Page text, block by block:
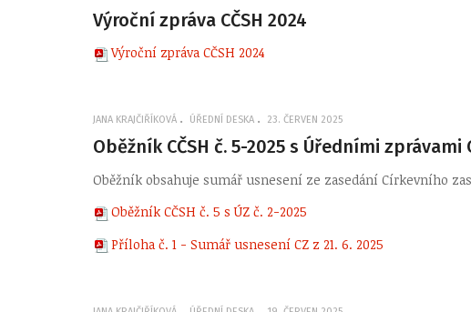
Výroční zpráva CČSH 2024
Výroční zpráva CČSH 2024
JANA KRAJČIŘÍKOVÁ ÚŘEDNÍ DESKA 23. ČERVEN 2025
Oběžník CČSH č. 5-2025 s Úředními zprávami
Oběžník obsahuje sumář usnesení ze zasedání Církevního
Oběžník CČSH č. 5 s ÚZ č. 2-2025
Příloha č. 1 - Sumář usnesení CZ z 21. 6. 2025